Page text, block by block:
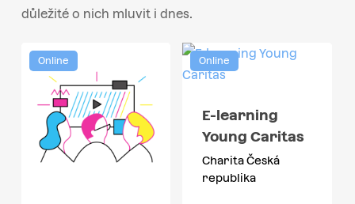
důležité o nich mluvit i dnes.
Online Online
E-learning
Young Caritas
Charita Česká
republika